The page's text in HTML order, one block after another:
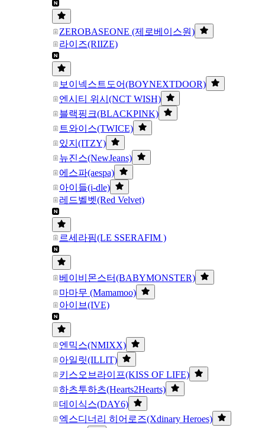
ZEROBASEONE (제로베이스원)
라이즈(RIIZE)
보이넥스트도어(BOYNEXTDOOR)
엔시티 위시(NCT WISH)
블랙핑크(BLACKPINK)
트와이스(TWICE)
있지(ITZY)
뉴진스(NewJeans)
에스파(aespa)
아이들(i-dle)
레드벨벳(Red Velvet)
르세라핌(LE SSERAFIM )
베이비몬스터(BABYMONSTER)
마마무 (Mamamoo)
아이브(IVE)
엔믹스(NMIXX)
아일릿(ILLIT)
키스오브라이프(KISS OF LIFE)
하츠투하츠(Hearts2Hearts)
데이식스(DAY6)
엑스디너리 히어로즈(Xdinary Heroes)